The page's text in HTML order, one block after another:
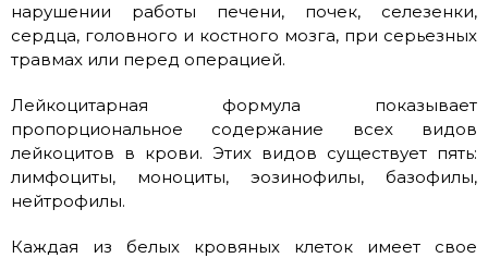
нарушении работы печени, почек, селезенки,
сердца, головного и костного мозга, при серьезных
травмах или перед операцией.
Лейкоцитарная формула показывает
пропорциональное содержание всех видов
лейкоцитов в крови. Этих видов существует пять:
лимфоциты, моноциты, эозинофилы, базофилы,
нейтрофилы.
Каждая из белых кровяных клеток имеет свое